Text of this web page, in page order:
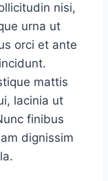
nisi,
urna ut
orci et ante
mattis
lacinia ut
finibus
dignissim